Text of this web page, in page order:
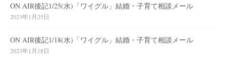
ON AIR後記1/25(水)「ワイグル」結婚・子育て相談メール
2023年1月25日
ON AIR後記1/18(水)「ワイグル」結婚・子育て相談メール
2023年1月18日